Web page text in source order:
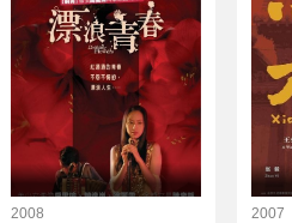
2008 2007